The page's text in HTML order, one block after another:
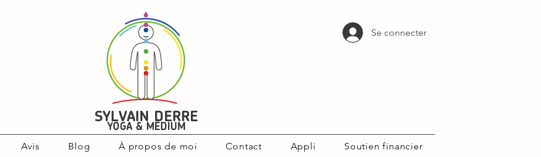
Se connecter
SYLVAIN DERRE
YOGA & MÉDIUM
Avis Blog À propos de moi Contact Appli Soutien financier